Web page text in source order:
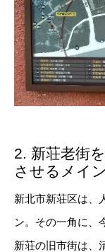
2. 新荘老街
させるメイ
新北市新荘区は、
ン。その一角に、
新荘の旧市街は、